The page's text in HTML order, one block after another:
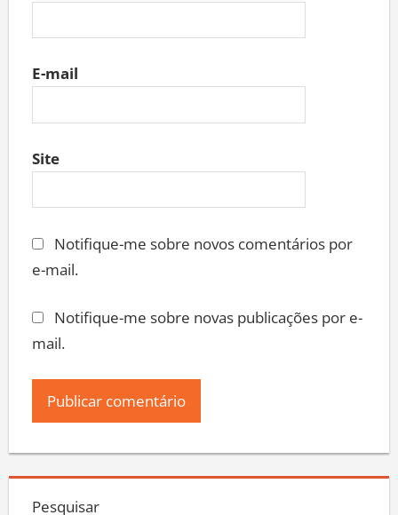
E-mail
Site
Notifique-me sobre novos comentários por
e-mail.
Notifique-me sobre novas publicações por e-
mail.
Pesquisar